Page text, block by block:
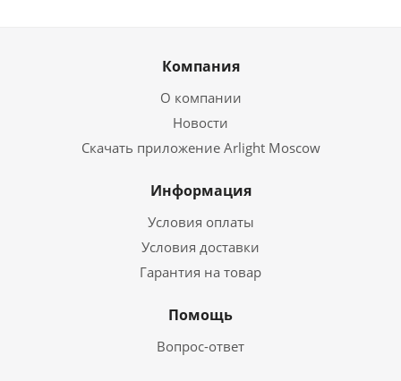
Компания
О компании
Новости
Скачать приложение Arlight Moscow
Информация
Условия оплаты
Условия доставки
Гарантия на товар
Помощь
Вопрос-ответ